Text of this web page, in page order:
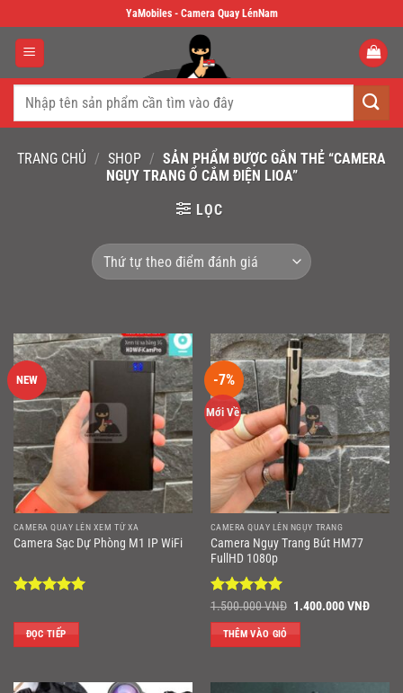
to
content
YaMobiles - Camera Quay LénNam
Tìm
TRANG CHỦ / SHOP / SẢN PHẨM ĐƯỢC GẮN THẺ “CAMERA
NGỤY TRANG Ổ CẮM ĐIỆN LIOA”
LỌC
NEW
CAMERA QUAY LÉN XEM TỪ XA
Camera Sạc Dự Phòng M1 IP WiFi
hạng55
saoĐỌC TIẾP
-7%
Mới Về
CAMERA QUAY LÉN NGỤY TRANG
Camera Ngụy Trang Bút HM77
FullHD 1080p
Được xếp
hạng55
sao
1.500.000VNĐ Giá
1.400.000VNĐGiá
THÊM VÀO GIỎ